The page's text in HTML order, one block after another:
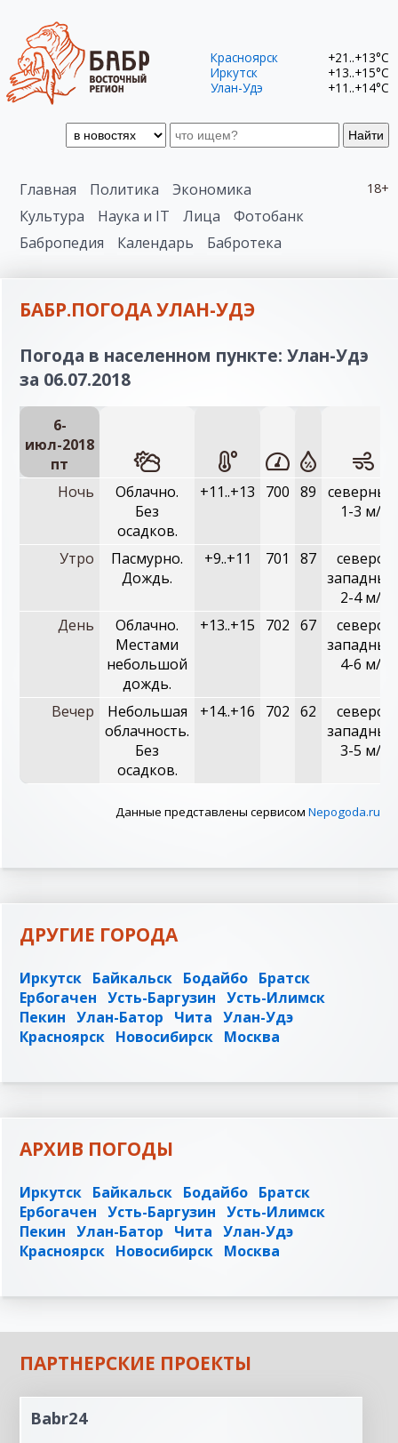
Найти
Красноярск
+21..+13°C
Иркутск
+13..+15°C
Улан-Удэ
+11..+14°C
18+
Главная Политика
Экономика
Культура
Наука и IT Лица
Фотобанк
Бабропедия
Календарь Бабротека
БАБР.ПОГОДА УЛАН-УДЭ
Погода в населенном пункте: Улан-Удэ
за 06.07.2018
6-
июл-2018
пт
Ночь
Облачно.
Без
осадков.
+11..+13 700 89
1-3 м/с
Утро
Пасмурно.
Дождь.
+9..+11 701 87
северо-
2-4 м/с
День
Облачно.
Местами
небольшой
дождь.
+13..+15 702 67
северо-
4-6 м/с
Вечер
Небольшая
облачность.
Без
осадков.
+14..+16 702 62
северо-
3-5 м/с
Данные представлены сервисом Nepogoda.ru
ДРУГИЕ ГОРОДА
Иркутск Байкальск Бодайбо Братск
Ербогачен Усть-Баргузин Усть-Илимск
Пекин Улан-Батор Чита Улан-Удэ
Красноярск Новосибирск Москва
АРХИВ ПОГОДЫ
Иркутск Байкальск Бодайбо Братск
Ербогачен Усть-Баргузин Усть-Илимск
Пекин Улан-Батор Чита Улан-Удэ
Красноярск Новосибирск Москва
ПАРТНЕРСКИЕ ПРОЕКТЫ
Babr24